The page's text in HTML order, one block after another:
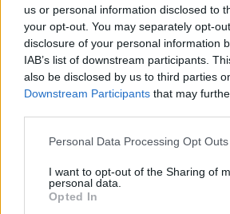
us or personal information disclosed to
your opt-out. You may separately opt-
disclosure of your personal information
IAB’s list of downstream participants.
also be disclosed by us to third parties
Downstream Participants that may
Please note that this website/app uses
not limited to your visit or usage
grant or deny consent to Google and its
use your data for below specified
Personal Data Processing Opt Outs
I want to opt-out of the Sharing of
personal data.
Opted In
„Békét találsz a bolyongás